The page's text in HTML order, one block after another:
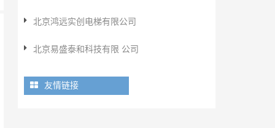
北京鸿远实创电梯有限公司
北京易盛泰和科技有限 公司
友情链接